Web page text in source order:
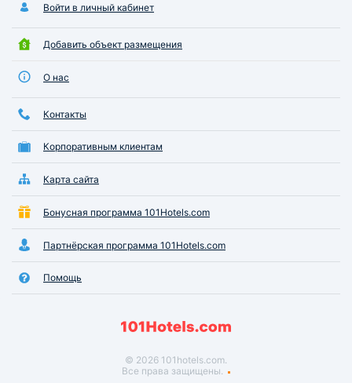
Войти в личный кабинет
Добавить объект размещения
О нас
Контакты
Корпоративным клиентам
Карта сайта
Бонусная программа 101Hotels.com
Партнёрская программа 101Hotels.com
Помощь
© 2026 101hotels.com.
Все права защищены.